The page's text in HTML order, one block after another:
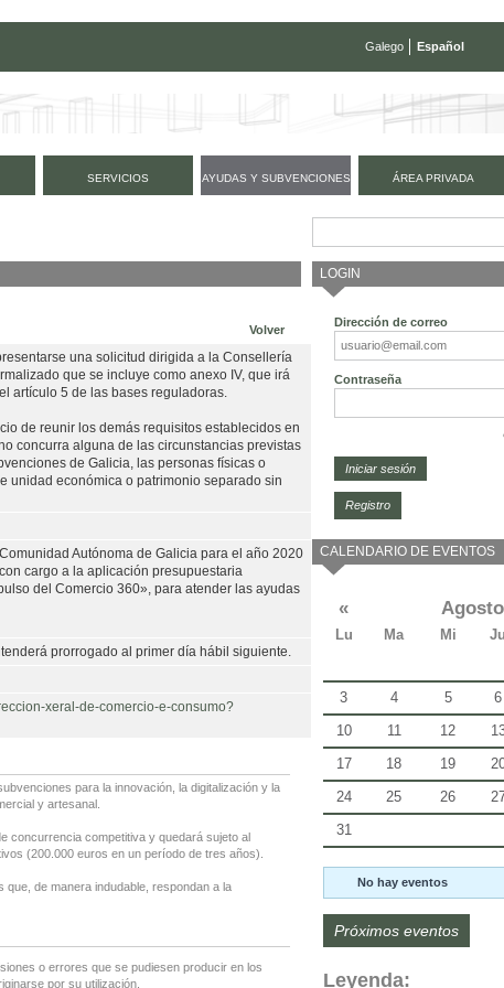
Galego Español
SERVICIOS AYUDAS Y SUBVENCIONES ÁREA PRIVADA
Volver
una solicitud dirigida a la Consellería
que se incluye como anexo IV, que irá
artículo 5 de las bases reguladoras.
de reunir los demás requisitos establecidos en
concurra alguna de las circunstancias previstas
de Galicia, las personas físicas o
unidad económica o patrimonio separado sin
Autónoma de Galicia para el año 2020
cargo a la aplicación presupuestaria
del Comercio 360», para atender las ayudas
prorrogado al primer día hábil siguiente.
xeral-de-comercio-e-consumo?
para la innovación, la digitalización y la
y artesanal.
concurrencia competitiva y quedará sujeto al
(200.000 euros en un período de tres años).
de manera indudable, respondan a la
o errores que se pudiesen producir en los
por su utilización.
LOGIN
Dirección de correo
Contraseña
Registro
CALENDARIO DE EVENTOS
«
Lu Ma Mi Ju
3
4 5 6
10
11 12
17
18 19
24
25 26
31
No hay eventos
Próximos eventos
Leyenda: